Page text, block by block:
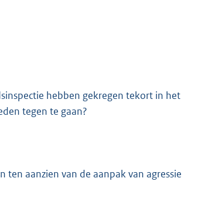
hebben gekregen tekort in het
tegen te gaan?
aanzien van de aanpak van agressie